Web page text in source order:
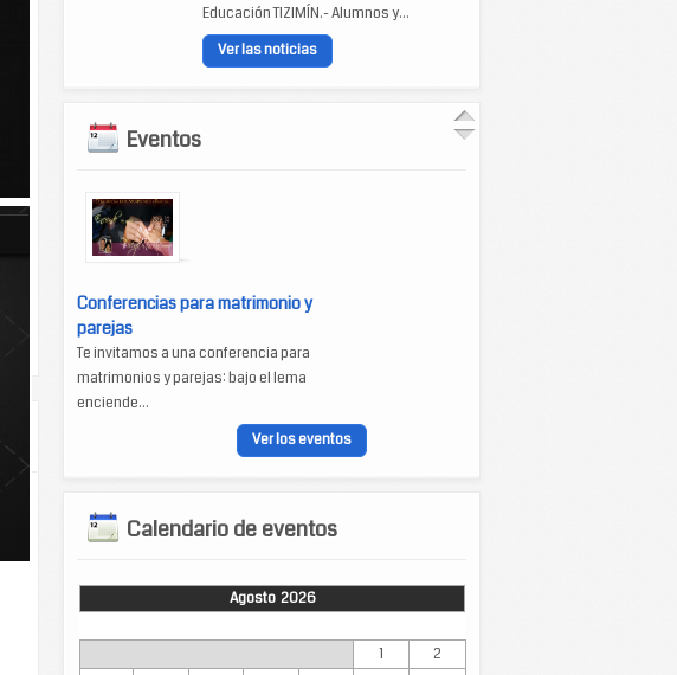
Educación TIZIMÍN.- Alumnos y...
Ver las noticias
Eventos
Conferencias para matrimonio y
parejas
Te invitamos a una conferencia para
matrimonios y parejas: bajo el lema
enciende...
Ver los eventos
Calendario de eventos
Agosto 2026
1
2